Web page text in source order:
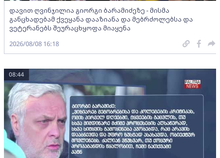
დავით ღვინჯილია გიორგი ბარამიძეზე - მისმა
განცხადებამ ქვეყანა დააზიანა და მებრძოლებსა და
ვეტერანებს შეურაცხყოფა მიაყენა
2026/08/08 16:18
08:44